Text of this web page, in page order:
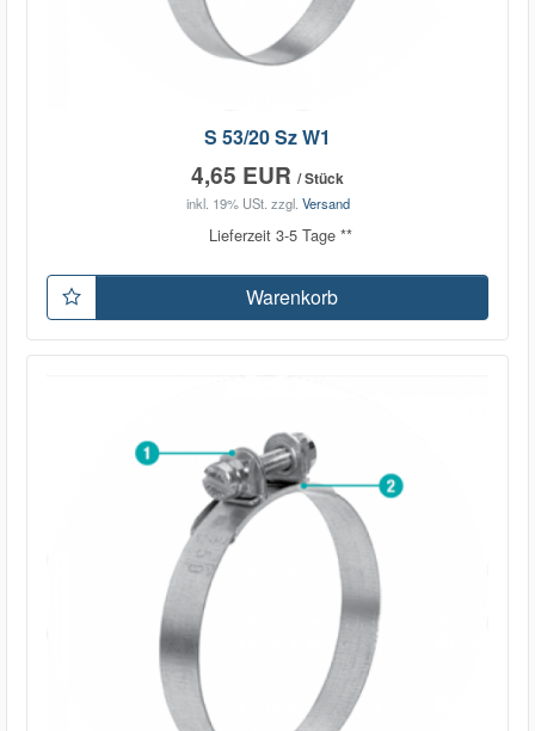
S 53/20 Sz W1
4,65 EUR / Stück
inkl. 19% USt. zzgl. Versand
Lieferzeit 3-5 Tage **
Warenkorb